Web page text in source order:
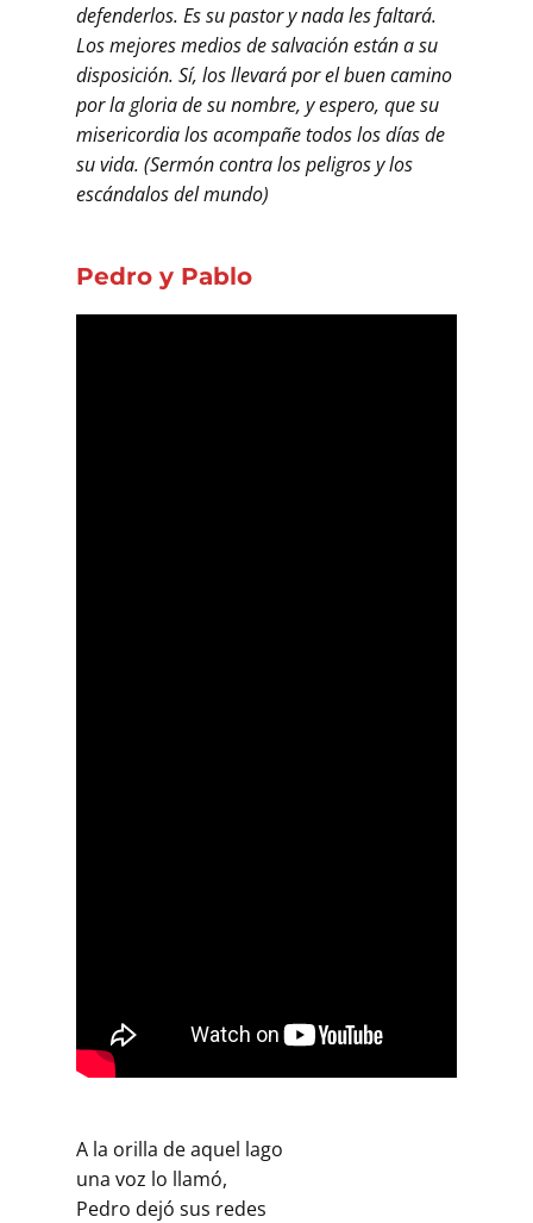
defenderlos. Es su pastor y nada les faltará.
Los mejores medios de salvación están a su
disposición. Sí, los llevará por el buen camino
por la gloria de su nombre, y espero, que su
misericordia los acompañe todos los días de
su vida. (Sermón contra los peligros y los
escándalos del mundo)
Pedro y Pablo
A la orilla de aquel lago
una voz lo llamó,
Pedro dejó sus redes